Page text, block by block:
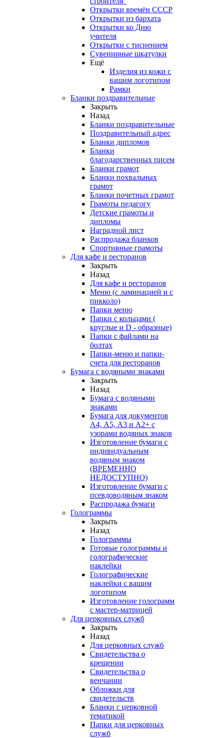
Открытки времён СССР
Открытки из бархата
Открытки ко Дню
учителя
Открытки с тиснением
Сувенирные шкатулки
Ещё
Изделия из кожи с
вашим логотипом
Рамки
Бланки поздравительные
Закрыть
Назад
Бланки поздравительные
Поздравительный адрес
Бланки дипломов
Бланки
благодарственных писем
Бланки грамот
Бланки похвальных
грамот
Бланки почетных грамот
Грамоты педагогу
Детские грамоты и
дипломы
Наградной лист
Распродажа бланков
Спортивные грамоты
Для кафе и ресторанов
Закрыть
Назад
Для кафе и ресторанов
Меню (с ламинацией и с
пикколо)
Папки меню
Папки с кольцами (
круглые и D - образные)
Папки с файлами на
болтах
Папки-меню и папки-
счета для ресторанов
Бумага с водяными знаками
Закрыть
Назад
Бумага с водяными
знаками
Бумага для документов
А4, А5, А3 и А2+ с
узорами водяных знаков
Изготовление бумаги с
индивидуальным
водяным знаком
(ВРЕМЕННО
НЕДОСТУПНО)
Изготовление бумаги с
псевдоводяным знаком
Распродажа бумаги
Голограммы
Закрыть
Назад
Голограммы
Готовые голограммы и
голографические
наклейки
Голографические
наклейки с вашим
логотипом
Изготовление голограмм
с мастер-матрицей
Для церковных служб
Закрыть
Назад
Для церковных служб
Свидетельства о
крещении
Свидетельства о
венчании
Обложки для
свидетельств
Бланки с церковной
тематикой
Папки для церковных
служб